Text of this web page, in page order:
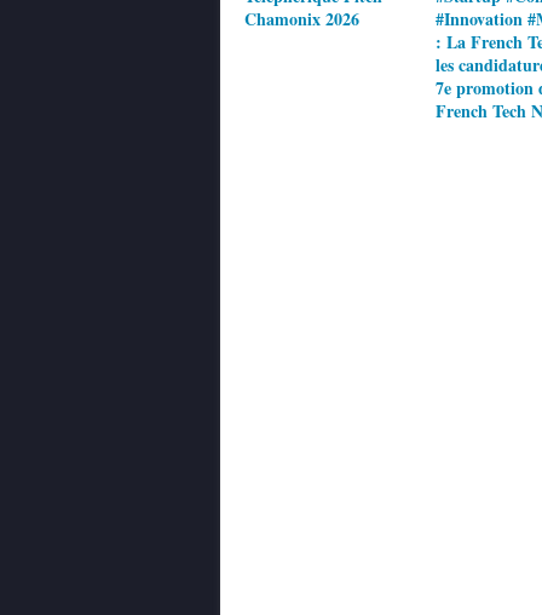
Chamonix 2026
#Innovation
: La French
les
7e promotion
French Tech